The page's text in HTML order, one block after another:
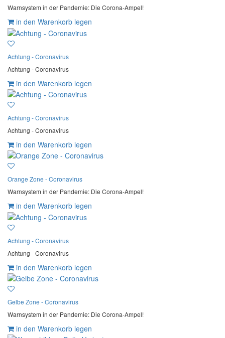
Warnsystem in der Pandemie: Die Corona-Ampel!
in den Warenkorb legen
Achtung - Coronavirus
Achtung - Coronavirus
in den Warenkorb legen
Achtung - Coronavirus
Achtung - Coronavirus
in den Warenkorb legen
Orange Zone - Coronavirus
Warnsystem in der Pandemie: Die Corona-Ampel!
in den Warenkorb legen
Achtung - Coronavirus
Achtung - Coronavirus
in den Warenkorb legen
Gelbe Zone - Coronavirus
Warnsystem in der Pandemie: Die Corona-Ampel!
in den Warenkorb legen